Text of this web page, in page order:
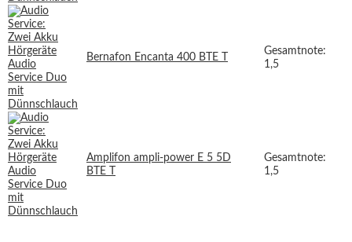
Bernafon Encanta 400 BTE T
Gesamtnote:
1,5
Amplifon ampli-power E 5 5D
BTE T
Gesamtnote:
1,5